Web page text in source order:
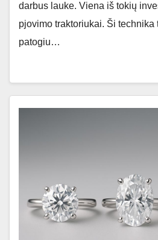
darbus lauke. Viena iš tokių
pjovimo traktoriukai. Ši technika
patogiu…